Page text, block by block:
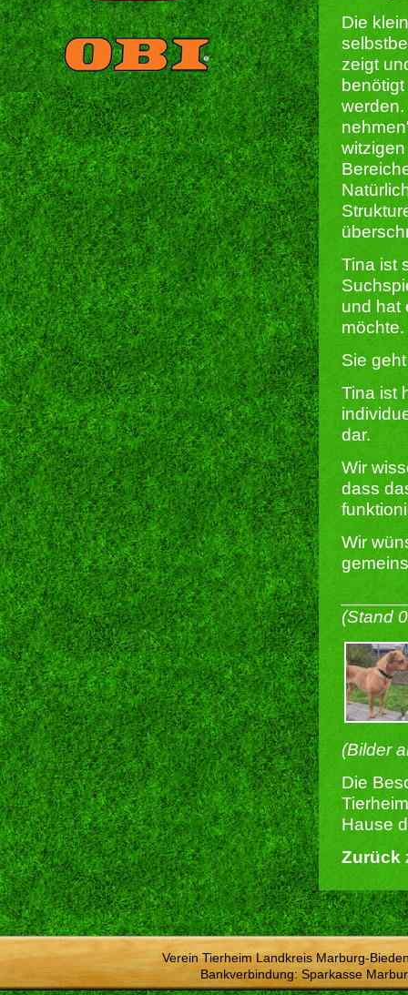
Die
zeigt
werden.
Tina ist
und hat
möchte.
Sie
Tina ist
dar.
Wir
dass
Wir
(Stand
(Bilder
Die
Hause
Zurück
Verein Tierheim Landkreis Marburg-
Bankverbindung: Sparkasse